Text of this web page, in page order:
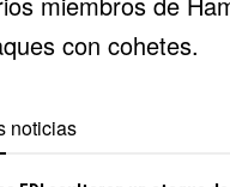
con cohetes.
noticias